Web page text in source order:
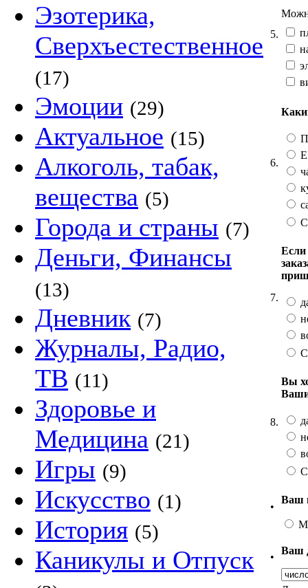
Эзотерика,
Сверхъестественное
(17)
Эмоции (29)
Актуальное (15)
Алкоголь, табак,
вещества (5)
Города и страны (7)
Деньги, Финансы
(13)
Дневник (7)
Журналы, Радио,
ТВ (11)
Здоровье и
Медицина (21)
Игры (9)
Искусство (1)
История (5)
Каникулы и Отпуск
5.
6.
7.
Если
8.
Вы
•
Ваш
•
Ваш